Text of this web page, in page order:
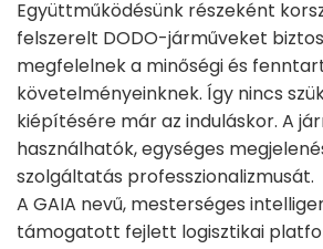
Együttműködésünk részeként
felszerelt DODO-járműveket
megfelelnek a minőségi és
követelményeinknek. Így nincs
kiépítésére már az induláskor. A
használhatók, egységes
szolgáltatás professzionalizmusát.
A GAIA nevű, mesterséges
támogatott fejlett logisztikai